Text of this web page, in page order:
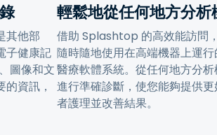
其他部
子健康記
圖像和文
資訊，
輕鬆地從任何地方分析
借助 Splashtop 的高效能訪問
隨時隨地使用在高端機器上運行
醫療軟體系統。從任何地方分
進行準確診斷，使您能夠提供
者護理並改善結果。